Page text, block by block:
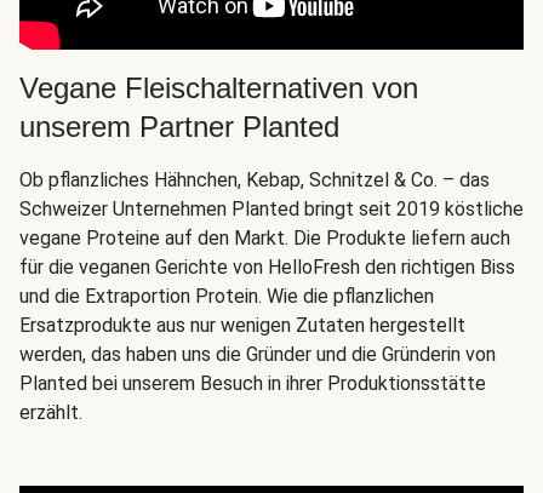
Vegane Fleischalternativen von
unserem Partner Planted
Ob pflanzliches Hähnchen, Kebap, Schnitzel & Co. – das
Schweizer Unternehmen Planted bringt seit 2019 köstliche
vegane Proteine auf den Markt. Die Produkte liefern auch
für die veganen Gerichte von HelloFresh den richtigen Biss
und die Extraportion Protein. Wie die pflanzlichen
Ersatzprodukte aus nur wenigen Zutaten hergestellt
werden, das haben uns die Gründer und die Gründerin von
Planted bei unserem Besuch in ihrer Produktionsstätte
erzählt.